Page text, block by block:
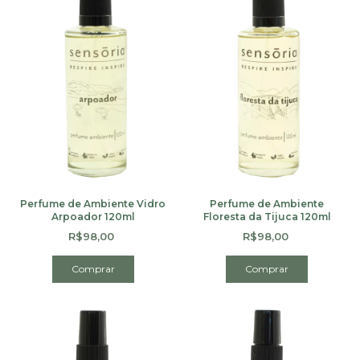
Perfume de Ambiente Vidro
Arpoador 120ml
R$98,00
Comprar
Perfume de Ambiente
Floresta da Tijuca 120ml
R$98,00
Comprar